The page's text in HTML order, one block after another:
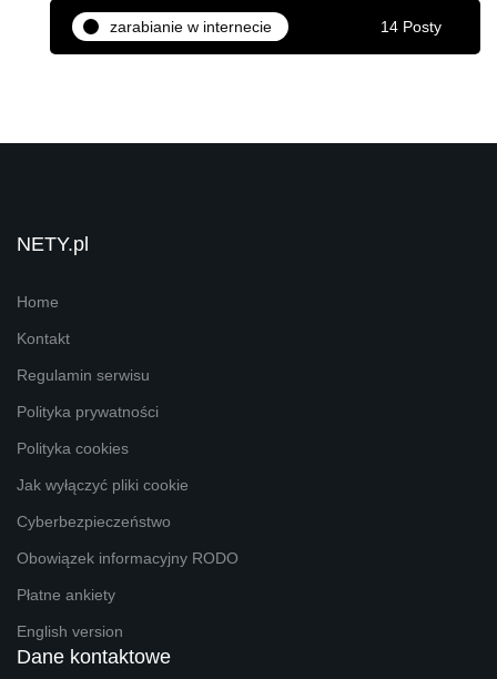
zarabianie w internecie 14 Posty
NETY.pl
Home
Kontakt
Regulamin serwisu
Polityka prywatności
Polityka cookies
Jak wyłączyć pliki cookie
Cyberbezpieczeństwo
Obowiązek informacyjny RODO
Płatne ankiety
English version
Dane kontaktowe